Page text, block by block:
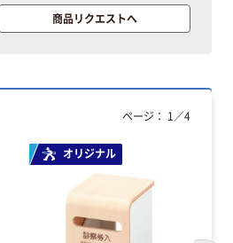
商品リクエストへ
オリジナル
ページ： 1 ／4